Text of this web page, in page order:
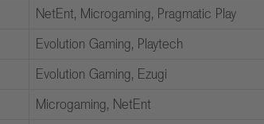
NetEnt, Microgaming, Pragmatic Play
Evolution Gaming, Playtech
Evolution Gaming, Ezugi
Microgaming, NetEnt